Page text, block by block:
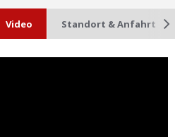
Video Standort & Anfahrt